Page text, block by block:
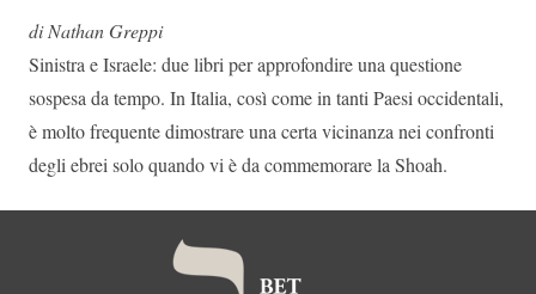
di Nathan Greppi
Sinistra e Israele: due libri per approfondire una questione
sospesa da tempo. In Italia, così come in tanti Paesi occidentali,
è molto frequente dimostrare una certa vicinanza nei confronti
degli ebrei solo quando vi è da commemorare la Shoah.